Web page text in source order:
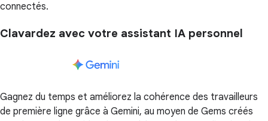
connectés.
Clavardez avec votre assistant IA personnel
Gagnez du temps et améliorez la cohérence des travailleurs
de première ligne grâce à Gemini, au moyen de Gems créés